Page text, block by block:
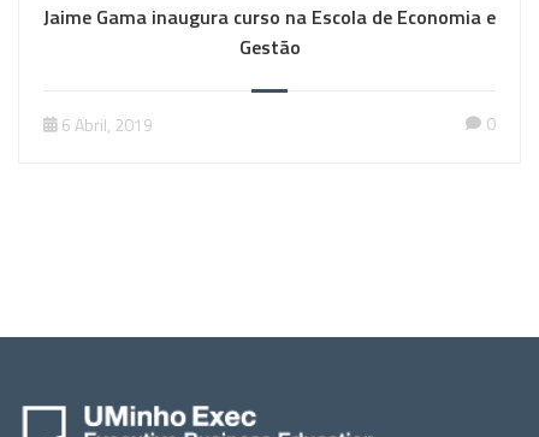
Jaime Gama inaugura curso na Escola de Economia e
Gestão
6 Abril, 2019 0